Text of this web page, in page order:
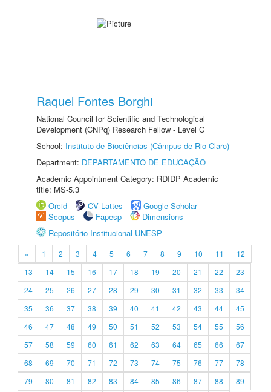
Raquel Fontes Borghi
National Council for Scientific and Technological
Development (CNPq) Research Fellow - Level C
School: Instituto de Biociências (Câmpus de Rio Claro)
Department: DEPARTAMENTO DE EDUCAÇÃO
Academic Appointment Category: RDIDP Academic
title: MS-5.3
Orcid
CV Lattes
Google Scholar
Scopus
Fapesp
Dimensions
Repositório Institucional UNESP
« 1 2 3 4 5 6 7 8 9 10 11
12
13
14 15 16 17 18 19 20 21 22
23
24
25 26 27 28 29 30 31 32 33
34
35
36 37 38 39 40 41 42 43 44
45
46
47 48 49 50 51 52 53 54 55
56
57
58 59 60 61 62 63 64 65 66
67
68
69 70 71 72 73 74 75 76 77
78
79
80 81 82 83 84 85 86 87 88
89